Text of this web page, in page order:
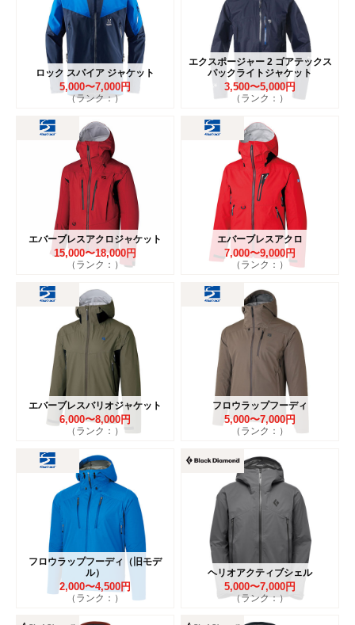
ロック スパイア ジャケット
5,000〜7,000円
（ランク：）
エクスポージャー 2 ゴアテックス
パックライトジャケット
3,500〜5,000円
（ランク：）
エバーブレスアクロジャケット
15,000〜18,000円
（ランク：）
エバーブレスアクロ
7,000〜9,000円
（ランク：）
エバーブレスバリオジャケット
6,000〜8,000円
（ランク：）
フロウラップフーディ
5,000〜7,000円
（ランク：）
フロウラップフーディ（旧モデ
ル）
2,000〜4,500円
（ランク：）
ヘリオアクティブシェル
5,000〜7,000円
（ランク：）